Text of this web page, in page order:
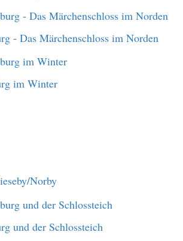
- Das Märchenschloss im Norden
im Winter
Norby
und der Schlossteich